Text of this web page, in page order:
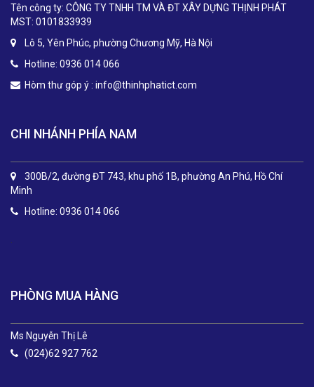
Tên công ty: CÔNG TY TNHH TM VÀ ĐT XÂY DỰNG THỊNH PHÁT
MST: 0101833939
Lô 5, Yên Phúc, phường Chương Mỹ, Hà Nội
Hotline: 0936 014 066
Hòm thư góp ý : info@thinhphatict.com
CHI NHÁNH PHÍA NAM
300B/2, đường ĐT 743, khu phố 1B, phường An Phú, Hồ Chí
Minh
Hotline: 0936 014 066
.
PHÒNG MUA HÀNG
Ms Nguyễn Thị Lê
(024)62 927 762